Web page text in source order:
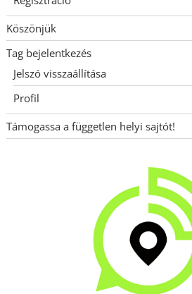
Köszönjük
Tag bejelentkezés
Jelszó visszaállítása
Profil
Támogassa a független helyi sajtót!